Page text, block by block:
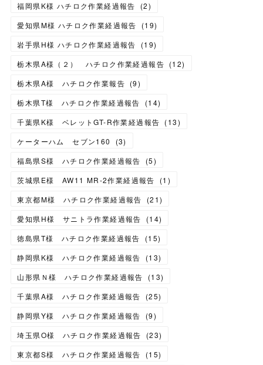
福岡県K様 ハチロク作業経過報告
(2)
愛知県M様 ハチロク作業経過報告
(19)
岩手県H様 ハチロク作業経過報告
(19)
栃木県A様（２） ハチロク作業経過報告 (12)
栃木県A様 ハチロク作業報告 (9)
栃木県T様 ハチロク作業経過報告
(14)
千葉県K様 ベレットGT-R作業経過報告 (13)
ケーターハム セブン160
(3)
福島県S様 ハチロク作業経過報告
(5)
茨城県E様 AW11 MR-2作業経過報告
(1 )
東京都M様 ハチロク作業経過報告
(21)
愛知県H様 サニトラ作業経過報告
(14)
徳島県T様 ハチロク作業経過報告
(15)
静岡県K様 ハチロク作業経過報告
(13)
山形県Ｎ様 ハチロク作業経過報告
(13)
千葉県A様 ハチロク作業経過報告
(25)
静岡県Y様 ハチロク作業経過報告
(9)
埼玉県O様 ハチロク作業経過報告
(23)
東京都S様 ハチロク作業経過報告
(15)